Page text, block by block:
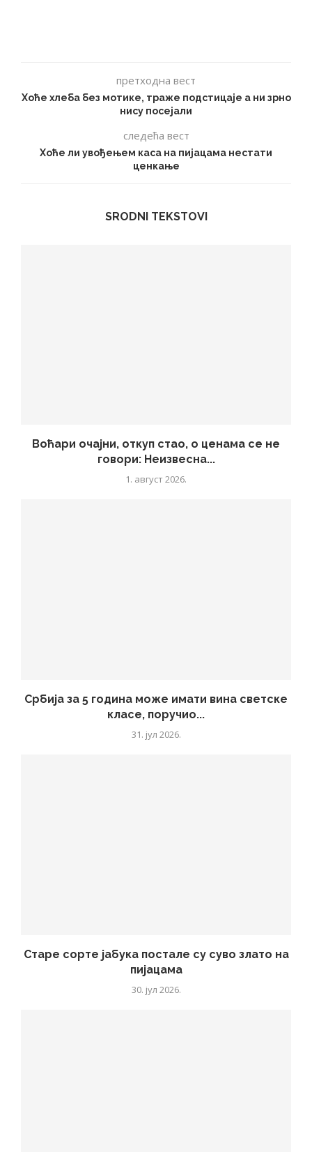
претходна вест
Хоће хлеба без мотике, траже подстицаје а ни зрно
нису посејали
следећа вест
Хоће ли увођењем каса на пијацама нестати
ценкање
SRODNI TEKSTOVI
Воћари очајни, откуп стао, о ценама се не
говори: Неизвесна...
1. август 2026.
Србија за 5 година може имати вина светске
класе, поручио...
31. јул 2026.
Старе сорте јабука постале су суво злато на
пијацама
30. јул 2026.